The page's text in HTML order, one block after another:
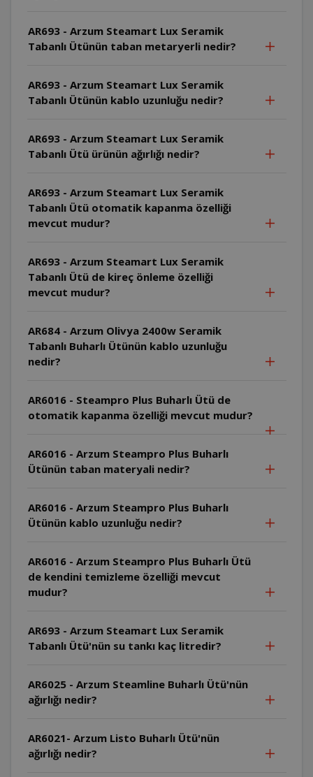
AR693 - Arzum Steamart Lux Seramik
Tabanlı Ütünün taban metaryerli nedir?
AR693 - Arzum Steamart Lux Seramik
Tabanlı Ütünün kablo uzunluğu nedir?
AR693 - Arzum Steamart Lux Seramik
Tabanlı Ütü ürünün ağırlığı nedir?
AR693 - Arzum Steamart Lux Seramik
Tabanlı Ütü otomatik kapanma özelliği
mevcut mudur?
AR693 - Arzum Steamart Lux Seramik
Tabanlı Ütü de kireç önleme özelliği
mevcut mudur?
AR684 - Arzum Olivya 2400w Seramik
Tabanlı Buharlı Ütünün kablo uzunluğu
nedir?
AR6016 - Steampro Plus Buharlı Ütü de
otomatik kapanma özelliği mevcut mudur?
AR6016 - Arzum Steampro Plus Buharlı
Ütünün taban materyali nedir?
AR6016 - Arzum Steampro Plus Buharlı
Ütünün kablo uzunluğu nedir?
AR6016 - Arzum Steampro Plus Buharlı Ütü
de kendini temizleme özelliği mevcut
mudur?
AR693 - Arzum Steamart Lux Seramik
Tabanlı Ütü'nün su tankı kaç litredir?
AR6025 - Arzum Steamline Buharlı Ütü'nün
ağırlığı nedir?
AR6021- Arzum Listo Buharlı Ütü'nün
ağırlığı nedir?